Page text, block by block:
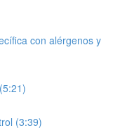
con alérgenos y
(3:39)